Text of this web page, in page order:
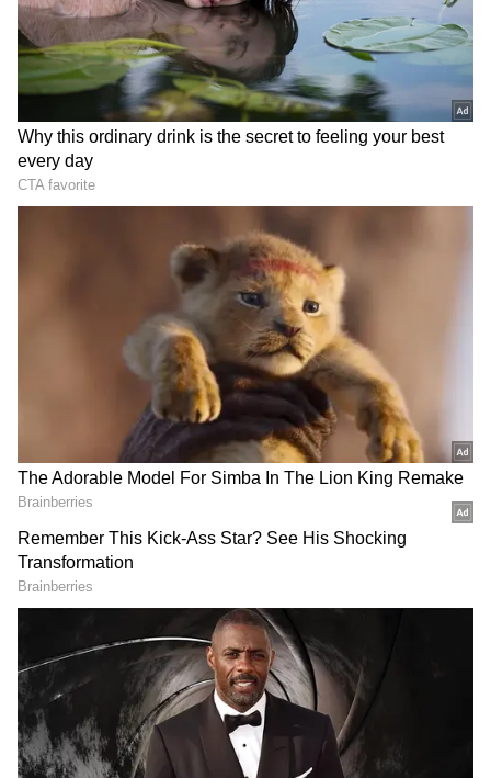
இயக்குநர் பாக்யராஜ் பட பாணியில், பல
அர்த்தமுள்ள புன்னகைகளுடனும்,
பண்பாட்டு மரபுகளுடனும் டெல்டா வாசிகள்
தயாரிக்கும் ஒரு பிரத்யேக உணவு தான்
"முருங்கைக்காய் ஆட்டுக்கறிக் குழம்பு".
வெறும் கறிக்குழம்பாக இல்லாமல், அதில்
முருங்கைக்காயும் உருளைக்கிழங்கும்
சேர்த்துச் செய்யப்படும் இந்த
காம்பினேஷன், புது மணமக்களை
வரவேற்கும் ஒரு சுவையான பண்பாட்டு
சடங்காகவே இன்றும்
கொண்டாடப்படுகிறது.
ஏசியாநெட் தமிழ்-ஐ உங்கள் முதன்மைத்
தேர்வாக்குங்கள்